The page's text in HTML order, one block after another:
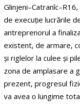
de execuție lucrările
antreprenorul a
existent, de armare,
și riglelor la culee și
zona de amplasare a
prezent, progresul
va avea o lungime